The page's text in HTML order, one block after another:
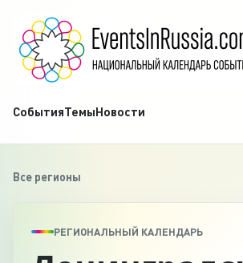
СобытияТемыНовости
Все регионы
РЕГИОНАЛЬНЫЙ КАЛЕНДАРЬ